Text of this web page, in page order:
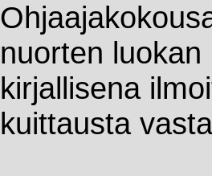
nuorten luokan
kirjallisena
kuittausta